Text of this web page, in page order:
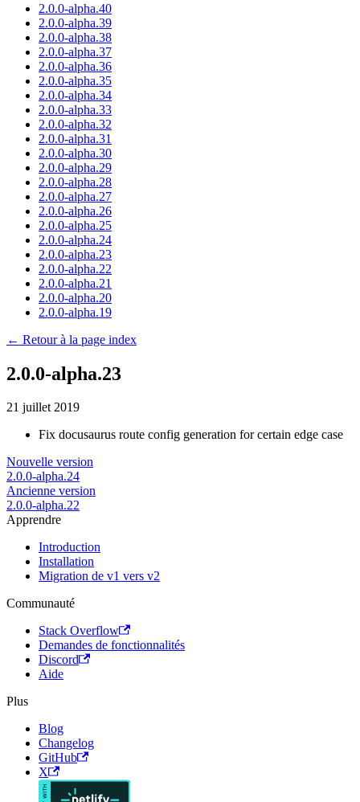
2.0.0-alpha.40
2.0.0-alpha.39
2.0.0-alpha.38
2.0.0-alpha.37
2.0.0-alpha.36
2.0.0-alpha.35
2.0.0-alpha.34
2.0.0-alpha.33
2.0.0-alpha.32
2.0.0-alpha.31
2.0.0-alpha.30
2.0.0-alpha.29
2.0.0-alpha.28
2.0.0-alpha.27
2.0.0-alpha.26
2.0.0-alpha.25
2.0.0-alpha.24
2.0.0-alpha.23
2.0.0-alpha.22
2.0.0-alpha.21
2.0.0-alpha.20
2.0.0-alpha.19
← Retour à la page index
2.0.0-alpha.23
21 juillet 2019
Fix docusaurus route config generation for certain edge case
Nouvelle version
2.0.0-alpha.24
Ancienne version
2.0.0-alpha.22
Apprendre
Introduction
Installation
Migration de v1 vers v2
Communauté
Stack Overflow
Demandes de fonctionnalités
Discord
Aide
Plus
Blog
Changelog
GitHub
X